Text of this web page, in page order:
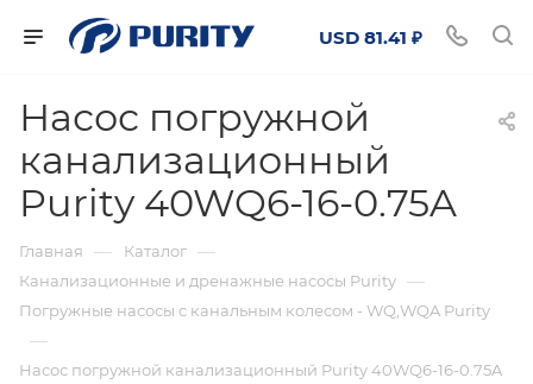
USD 81.41 ₽
Насос погружной
канализационный
Purity 40WQ6-16-0.75A
Главная — Каталог —
Канализационные и дренажные насосы Purity —
Погружные насосы с канальным колесом - WQ,WQA Purity
—
Насос погружной канализационный Purity 40WQ6-16-0.75A